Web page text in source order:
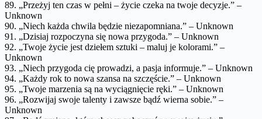
89. „Przeżyj ten czas w pełni – życie czeka na twoje decyzje.” –
Unknown
90. „Niech każda chwila będzie niezapomniana.” – Unknown
91. „Dzisiaj rozpoczyna się nowa przygoda.” – Unknown
92. „Twoje życie jest dziełem sztuki – maluj je kolorami.” –
Unknown
93. „Niech przygoda cię prowadzi, a pasja informuje.” – Unknown
94. „Każdy rok to nowa szansa na szczęście.” – Unknown
95. „Twoje marzenia są na wyciągnięcie ręki.” – Unknown
96. „Rozwijaj swoje talenty i zawsze bądź wierna sobie.” –
Unknown